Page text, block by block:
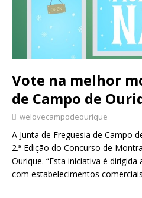
Vote na melhor
de Campo de
welovecampodeourique
A Junta de Freguesia de Campo
2.ª Edição do Concurso de
Ourique. “Esta iniciativa é
com estabelecimentos comerciais